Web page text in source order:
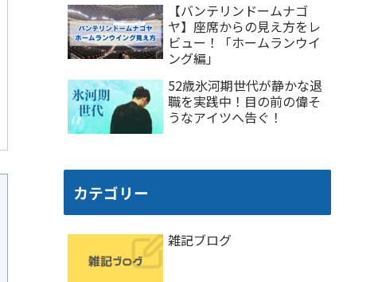
【バンテリンドームナゴ
ヤ】座席からの見え方をレ
ビュー！「ホームランウイ
ング編」
52歳氷河期世代が静かな退
職を実践中！目の前の偉そ
うなアイツへ告ぐ！
カテゴリー
雑記ブログ